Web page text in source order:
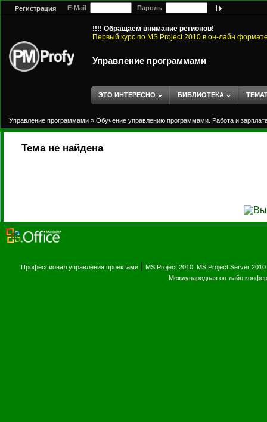
Регистрация E-Mail Пароль
!!!! Обращаем внимание регионов!
Первый курс по MS Project 2010 в он-лайн
Управление программами
ЭТО ИНТЕРЕСНО БИБЛИОТЕКА
Управление программами » Обучение управлению программами. Работа и
Тема не найдена
Профессионал управления проектами MS Project 2010, MS Project Server 2010
Международная он-лайн